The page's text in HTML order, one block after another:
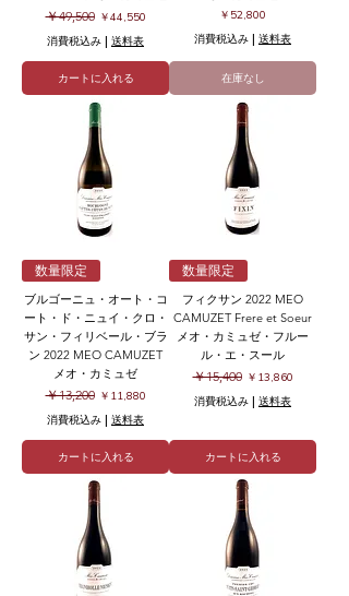
通常価格
￥49,500 セール価格
￥44,550
消費税込み | 送料表
カートに入れる
価格
￥52,800
消費税込み | 送料表
在庫なし
数量限定
ブルゴーニュ・オート・コ
ート・ド・ニュイ・クロ・
サン・フィリベール・ブラ
ン 2022 MEO CAMUZET
メオ・カミュゼ
通常価格
￥13,200 セール価格
￥11,880
消費税込み | 送料表
カートに入れる
数量限定
フィクサン 2022 MEO
CAMUZET Frere et Soeur
メオ・カミュゼ・フルー
ル・エ・スール
通常価格
￥15,400 セール価格
￥13,860
消費税込み | 送料表
カートに入れる